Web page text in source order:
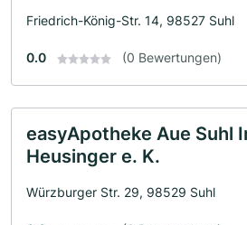
Friedrich-König-Str. 14, 98527 Suhl
0.0 (0 Bewertungen)
easyApotheke Aue Suhl
Heusinger e. K.
Würzburger Str. 29, 98529 Suhl